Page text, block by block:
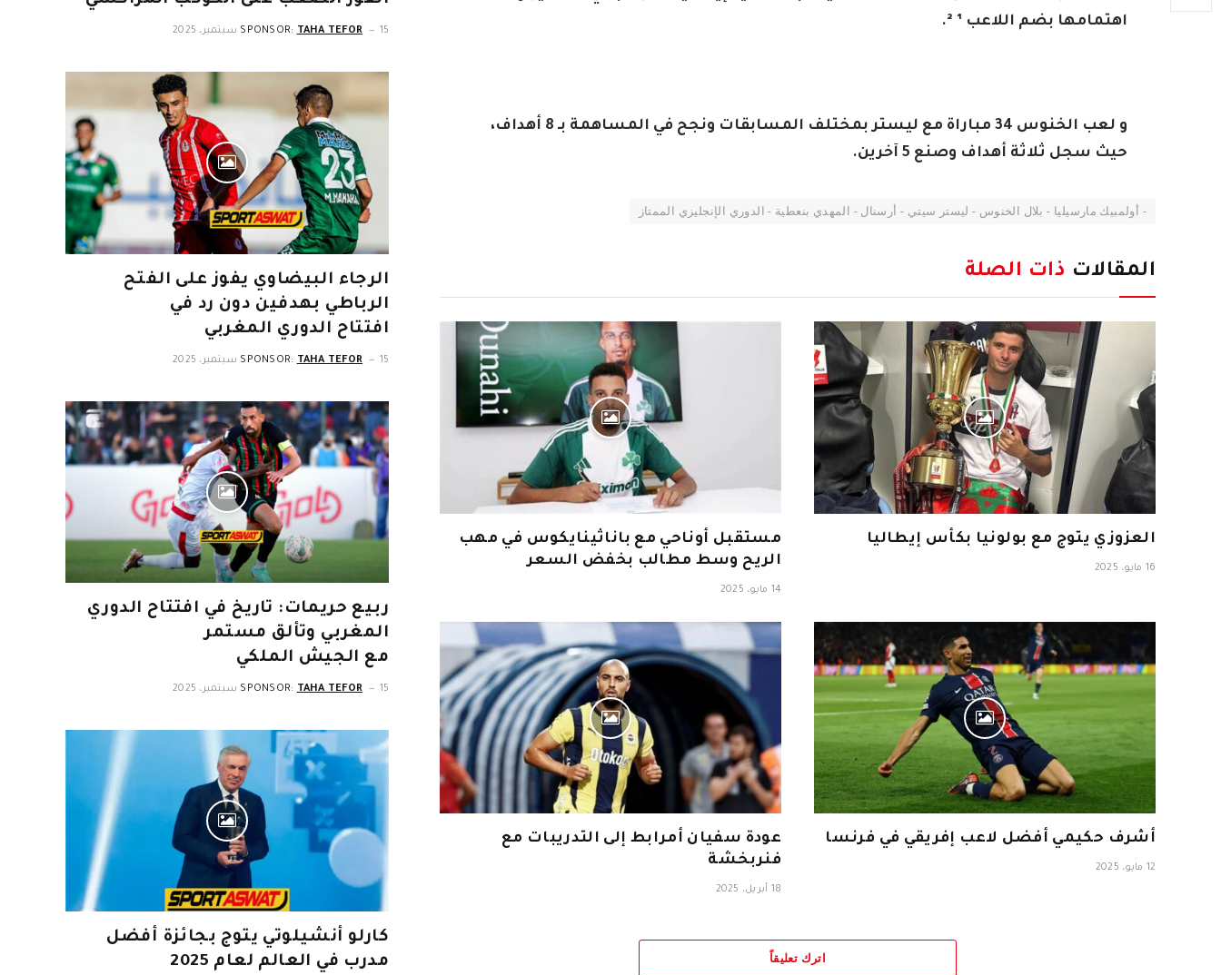
اهتمامها بضم اللاعب ¹ ².
و لعب الخنوس 34 مباراة مع ليستر بمختلف المسابقات ونجح في المساهمة بـ 8 أهداف،
حيث سجل ثلاثة أهداف وصنع 5 آخرين.
- أولمبيك مارسيليا - بلال الخنوس - ليستر سيتي - أرسنال - المهدي بنعطية - الدوري الإنجليزي الممتاز
المقالات ذات الصلة
العزوزي يتوج مع بولونيا بكأس إيطاليا
16 مايو، 2025
مستقبل أوناحي مع باناثينايكوس في مهب
الريح وسط مطالب بخفض السعر
14 مايو، 2025
أشرف حكيمي أفضل لاعب إفريقي في فرنسا
12 مايو، 2025
عودة سفيان أمرابط إلى التدريبات مع
فنربخشة
18 أبريل، 2025
اترك تعليقاً
SPONSOR: TAHA TEFOR 15 سبتمبر، 2025
الرجاء البيضاوي يفوز على الفتح
الرباطي بهدفين دون رد في
افتتاح الدوري المغربي
SPONSOR: TAHA TEFOR 15 سبتمبر، 2025
ربيع حريمات: تاريخ في افتتاح الدوري
المغربي وتألق مستمر
مع الجيش الملكي
SPONSOR: TAHA TEFOR 15 سبتمبر، 2025
كارلو أنشيلوتي يتوج بجائزة أفضل
مدرب في العالم لعام 2025